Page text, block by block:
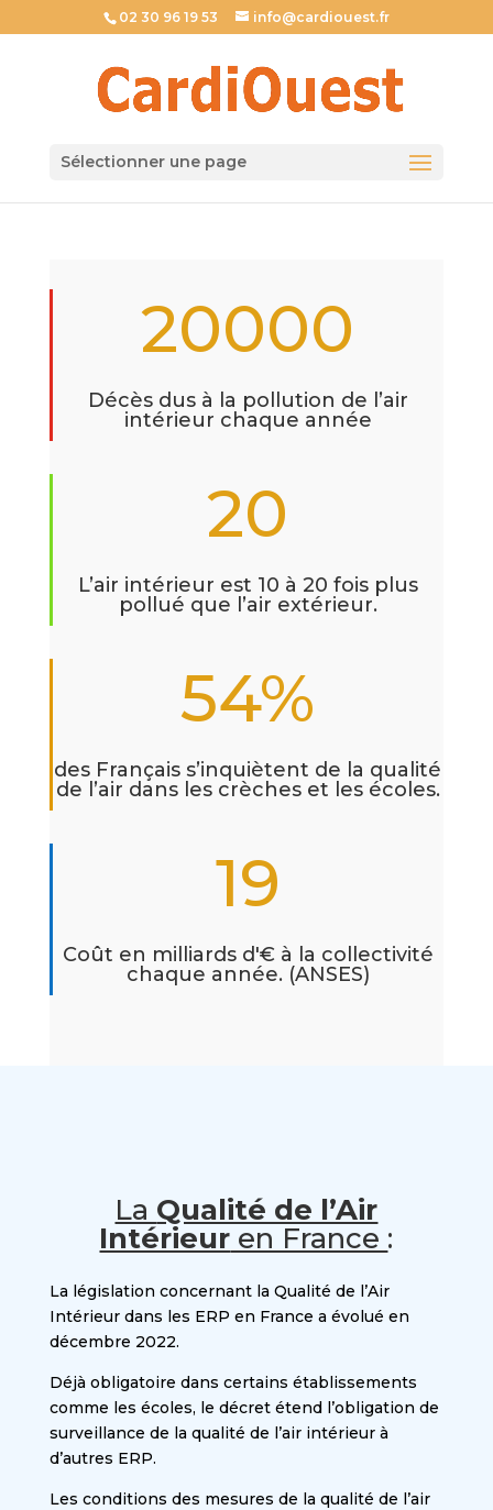
02 30 96 19 53 info@cardiouest.fr
Sélectionner une page
20000
Décès dus à la pollution de l’air
intérieur chaque année
20
L’air intérieur est 10 à 20 fois plus
pollué que l’air extérieur.
54%
des Français s’inquiètent de la qualité
de l’air dans les crèches et les écoles.
19
Coût en milliards d'€ à la collectivité
chaque année. (ANSES)
La Qualité de l’Air
Intérieur en France :
La législation concernant la Qualité de l’Air
Intérieur dans les ERP en France a évolué en
décembre 2022.
Déjà obligatoire dans certains établissements
comme les écoles, le décret étend l’obligation de
surveillance de la qualité de l’air intérieur à
d’autres ERP.
Les conditions des mesures de la qualité de l’air